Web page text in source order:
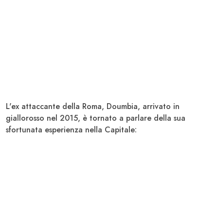
L'ex attaccante della Roma, Doumbia, arrivato in
giallorosso nel 2015, è tornato a parlare della sua
sfortunata esperienza nella Capitale: